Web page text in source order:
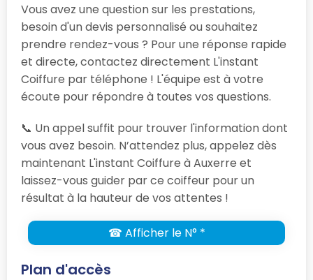
Vous avez une question sur les prestations,
besoin d'un devis personnalisé ou souhaitez
prendre rendez-vous ? Pour une réponse rapide
et directe, contactez directement L'instant
Coiffure par téléphone ! L'équipe est à votre
écoute pour répondre à toutes vos questions.
📞 Un appel suffit pour trouver l'information dont
vous avez besoin. N’attendez plus, appelez dès
maintenant L'instant Coiffure à Auxerre et
laissez-vous guider par ce coiffeur pour un
résultat à la hauteur de vos attentes !
☎ Afficher le N° *
Plan d'accès